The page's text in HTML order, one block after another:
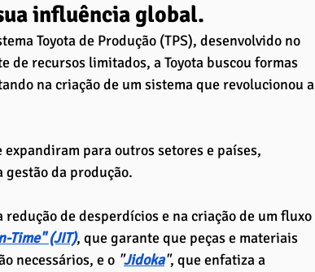
influência global.
Toyota de Produção (TPS), desenvolvido no
de recursos limitados, a Toyota buscou formas
na criação de um sistema que revolucionou a
para outros setores e países,
da produção.
redução de desperdícios e na criação de um fluxo
Time" (JIT), que garante que peças e materiais
necessários, e o "Jidoka", que enfatiza a